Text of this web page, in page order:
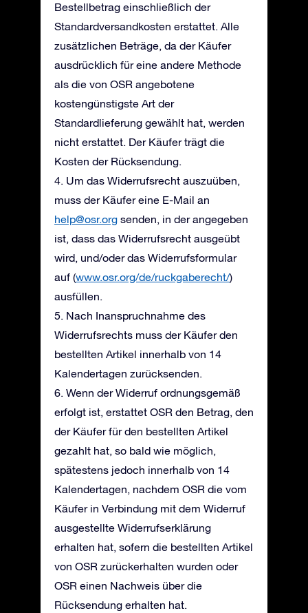
Bestellbetrag einschließlich der
Standardversandkosten erstattet. Alle
zusätzlichen Beträge, da der Käufer
ausdrücklich für eine andere Methode
als die von OSR angebotene
kostengünstigste Art der
Standardlieferung gewählt hat, werden
nicht erstattet. Der Käufer trägt die
Kosten der Rücksendung.
4. Um das Widerrufsrecht auszuüben,
muss der Käufer eine E-Mail an
help@osr.org senden, in der angegeben
ist, dass das Widerrufsrecht ausgeübt
wird, und/oder das Widerrufsformular
auf (www.osr.org/de/ruckgaberecht/)
ausfüllen.
5. Nach Inanspruchnahme des
Widerrufsrechts muss der Käufer den
bestellten Artikel innerhalb von 14
Kalendertagen zurücksenden.
6. Wenn der Widerruf ordnungsgemäß
erfolgt ist, erstattet OSR den Betrag, den
der Käufer für den bestellten Artikel
gezahlt hat, so bald wie möglich,
spätestens jedoch innerhalb von 14
Kalendertagen, nachdem OSR die vom
Käufer in Verbindung mit dem Widerruf
ausgestellte Widerrufserklärung
erhalten hat, sofern die bestellten Artikel
von OSR zurückerhalten wurden oder
OSR einen Nachweis über die
Rücksendung erhalten hat.